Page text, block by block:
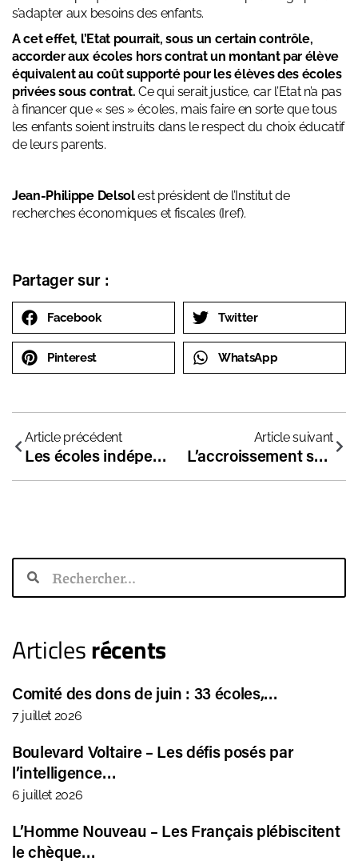
s’adapter aux besoins des enfants.
A cet effet, l’Etat pourrait, sous un certain contrôle,
accorder aux écoles hors contrat un montant par élève
équivalent au coût supporté pour les élèves des écoles
privées sous contrat. Ce qui serait justice, car l’Etat n’a pas
à financer que « ses » écoles, mais faire en sorte que tous
les enfants soient instruits dans le respect du choix éducatif
de leurs parents.
Jean-Philippe Delsolest président de l’Institut de
recherches économiques et fiscales (Iref).
Partager sur :
Facebook Twitter
Pinterest WhatsApp
Article précédent
Les écoles indépendantes, une voie d’excellence académique comme artistique !
Article suivant
L’accroissement spectaculaire du nombre d’écoles indépendantes en France ne laisse pas les média indifférents !
Articlesrécents
Comité des dons de juin : 33 écoles,…
7 juillet 2026
Boulevard Voltaire – Les défis posés par
l’intelligence…
6 juillet 2026
L’Homme Nouveau – Les Français plébiscitent
le chèque…